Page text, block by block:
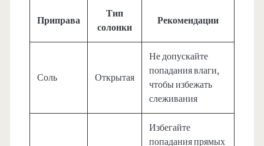
Приправа
Тип
солонки
Рекомендации
Соль Открытая
Не допускайте
попадания влаги,
чтобы избежать
слеживания
Избегайте
попадания прямых